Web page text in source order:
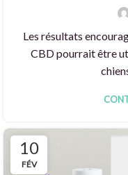
Les résultats
CBD pourrait être
10
FÉV